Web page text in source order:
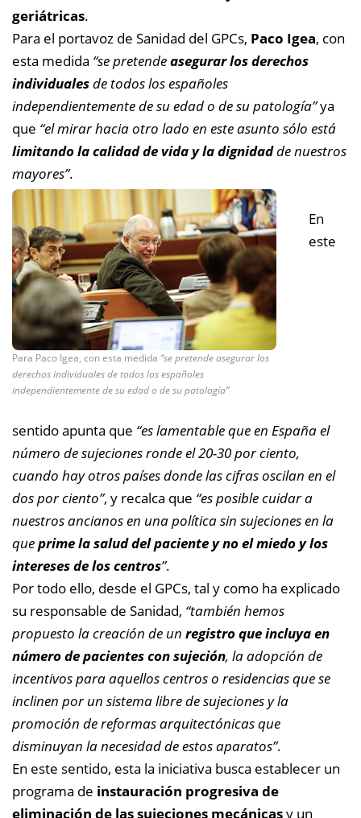
geriátricas.
Para el portavoz de Sanidad del GPCs, Paco Igea, con
esta medida “se pretendeasegurar los derechos
individualesde todos los españoles
independientemente de su edad o de su patología”ya
que “el mirar hacia otro lado en este asunto sólo está
limitando la calidad de vida y la dignidadde nuestros
mayores”.
Para Paco Igea, con esta medida “se pretende asegurar los
derechos individuales de todos los españoles
independientemente de su edad o de su patología”
En
este
sentido apunta que “es lamentable que en España el
número de sujeciones ronde el 20-30 por ciento,
cuando hay otros países donde las cifras oscilan en el
dos por ciento”, y recalca que “es posible cuidar a
nuestros ancianos en una política sin sujeciones en la
queprime la salud del paciente y no el miedo y los
intereses de los centros”.
Por todo ello, desde el GPCs, tal y como ha explicado
su responsable de Sanidad, “también hemos
propuesto la creación de un registro que incluya en
número de pacientes con sujeción, la adopción de
incentivos para aquellos centros o residencias que se
inclinen por un sistema libre de sujeciones y la
promoción de reformas arquitectónicas que
disminuyan la necesidad de estos aparatos”.
En este sentido, esta la iniciativa busca establecer un
programa de instauración progresiva de
eliminación de las sujeciones mecánicasy un